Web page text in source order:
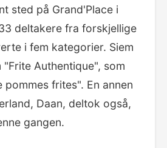
sted på Grand'Place i
deltakere fra forskjellige
i fem kategorier. Siem
Authentique", som
frites". En annen
Daan, deltok også,
gangen.